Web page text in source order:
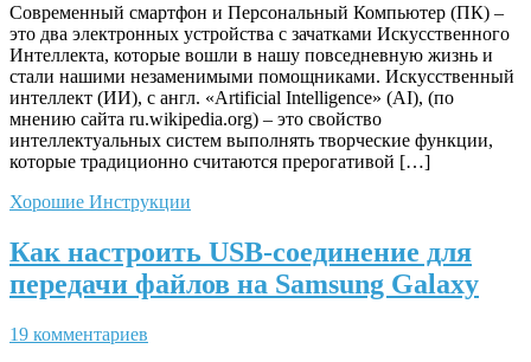
Современный смартфон и Персональный Компьютер (ПК) –
это два электронных устройства с зачатками Искусственного
Интеллекта, которые вошли в нашу повседневную жизнь и
стали нашими незаменимыми помощниками. Искусственный
интеллект (ИИ), с англ. «Artificial Intelligence» (AI), (по
мнению сайта ru.wikipedia.org) – это свойство
интеллектуальных систем выполнять творческие функции,
которые традиционно считаются прерогативой […]
Хорошие Инструкции
Как настроить USB-соединение для
передачи файлов на Samsung Galaxy
19 комментариев